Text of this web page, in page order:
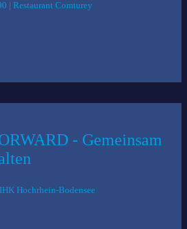
| Restaurant Comturey
- Gemeinsam
Hochrhein-Bodensee